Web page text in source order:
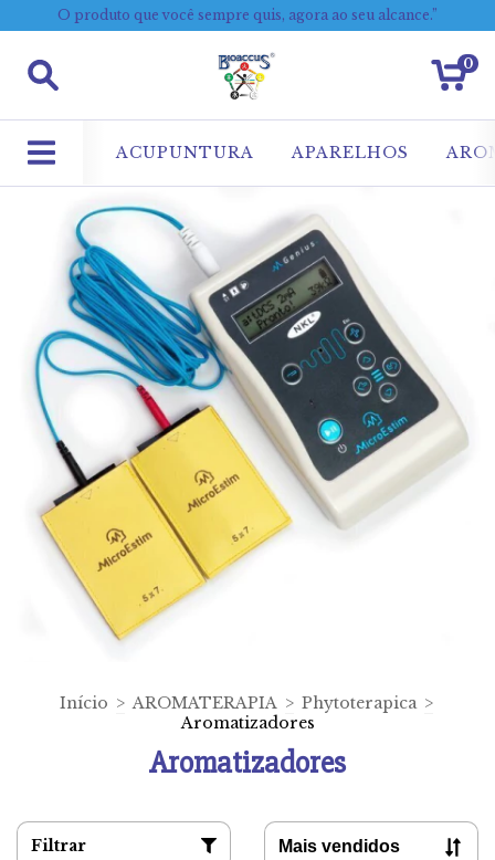
O produto que você sempre quis, agora ao seu alcance.”
0
ACUPUNTURA APARELHOS
Início > AROMATERAPIA > Phytoterapica >
Aromatizadores
Aromatizadores
Filtrar